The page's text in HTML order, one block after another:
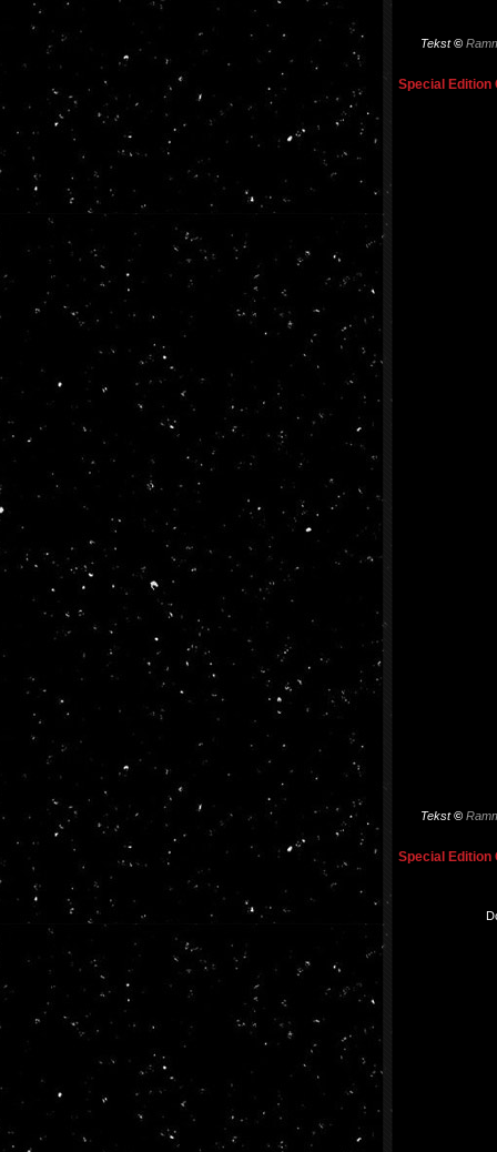
Tekst©
Special Edition
Tekst©
Special Edition